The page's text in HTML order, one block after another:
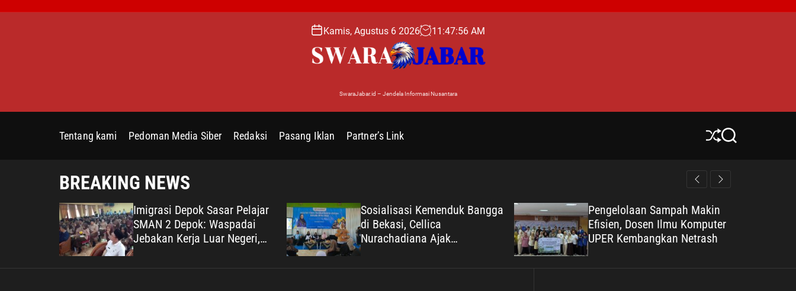
o
Kamis, Agustus 6 2026 11 :47:57 AM
SwaraJabar.id – Jendela Informasi Nusantara
Tentang kami Pedoman Media Siber Redaksi Pasang Iklan Partner’s Link
S
S
r
BREAKING NEWS
Imigrasi Depok Sasar Pelajar
SMAN 2 Depok: Waspadai
Jebakan Kerja Luar Negeri,
Poltekim Jadi Jalan Masa
Sosialisasi Kemenduk Bangga
di Bekasi, Cellica
Nurachadiana Ajak
Masyarakat Cegah Stunting
Pengelolaan Sampah Makin
Efisien, Dosen Ilmu Komputer
UPER Kembangkan Netrash